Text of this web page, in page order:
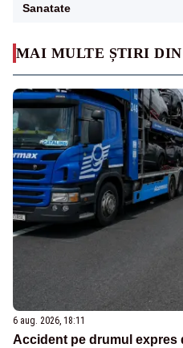
MAI MULTE ȘTIRI DIN
6 aug. 2026, 18:11
Accident pe drumul expres
Sanatate